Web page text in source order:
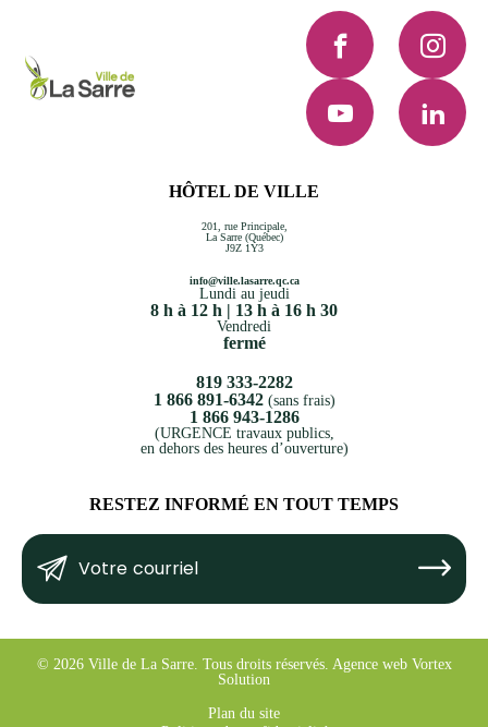
HÔTEL DE VILLE
201, rue Principale,
La Sarre (Québec)
J9Z 1Y3
info@ville.lasarre.qc.ca
Lundi au jeudi
8 h à 12 h | 13 h à 16 h 30
Vendredi
fermé
819 333-2282
1 866 891-6342(sans frais)
1 866 943-1286
(URGENCE travaux publics,
en dehors des heures d’ouverture)
RESTEZ INFORMÉ EN TOUT TEMPS
Votre
courriel
(Nécessaire)
Submit
Facebook
YouTube
© 2026 Ville de La Sarre. Tous droits réservés. Agence web Vortex
Solution
Plan du site